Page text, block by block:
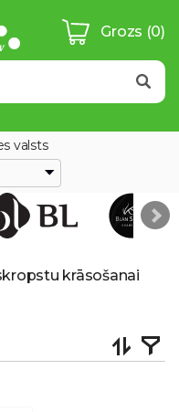
Grozs (0)
valsts
krāsošanai